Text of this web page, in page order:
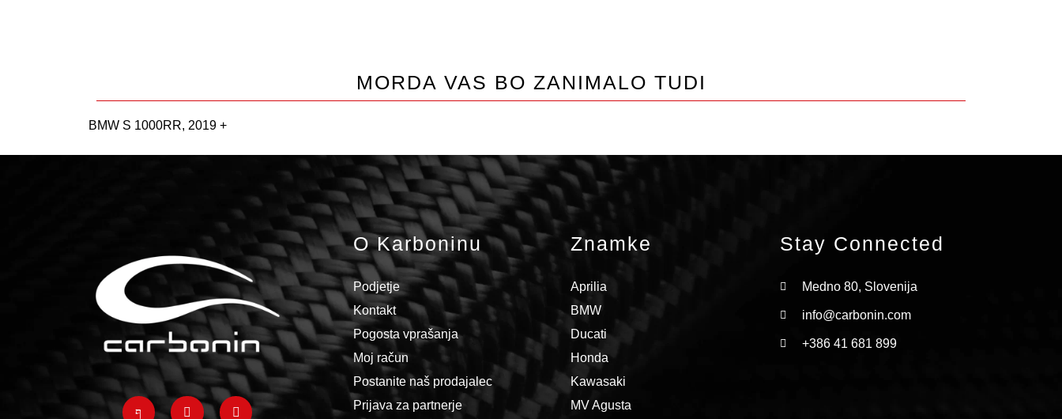
MORDA VAS BO ZANIMALO TUDI
BMW S 1000RR, 2019 +
O Karboninu
Podjetje
Kontakt
Pogosta vprašanja
Moj račun
Postanite naš prodajalec
Prijava za partnerje
Znamke
Aprilia
BMW
Ducati
Honda
Kawasaki
MV Agusta
Stay Connected
Medno 80, Slovenija
info@carbonin.com
+386 41 681 899